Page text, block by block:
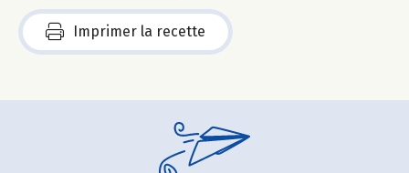
Imprimer la recette